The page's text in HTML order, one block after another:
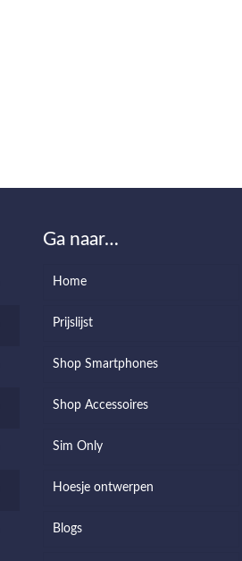
Ga naar…
Home
Prijslijst
Shop Smartphones
Shop Accessoires
Sim Only
Hoesje ontwerpen
Blogs